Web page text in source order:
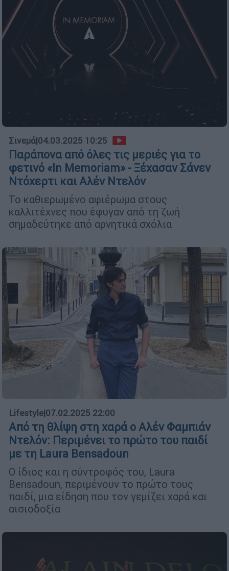
Σινεμά|04.03.2025 10:25
Παράπονα από όλες τις μεριές για το
φετινό «In Memoriam» - Ξέχασαν Σάνεν
Ντόχερτι και Αλέν Ντελόν
Το καθιερωμένο αφιέρωμα στους
καλλιτέχνες που έφυγαν από τη ζωή
σημαδεύτηκε από αρνητικά σχόλια
Lifestyle|07.02.2025 22:00
Από τη θλίψη στη χαρά ο Αλέν Φαμπιάν
Ντελόν: Περιμένει το πρώτο του παιδί
με τη Laura Bensadoun
Ο ίδιος και η σύντροφός του, Laura
Bensadoun, περιμένουν το πρώτο τους
παιδί, μια είδηση που τον γεμίζει χαρά και
αισιοδοξία